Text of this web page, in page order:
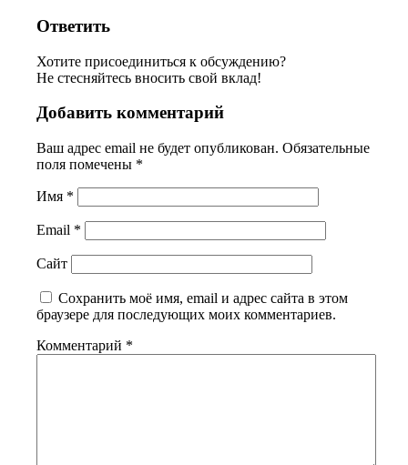
Ответить
Хотите присоединиться к обсуждению?
Не стесняйтесь вносить свой вклад!
Добавить комментарий
Ваш адрес email не будет опубликован. Обязательные
поля помечены *
Имя *
Email *
Сайт
Сохранить моё имя, email и адрес сайта в этом
браузере для последующих моих комментариев.
Комментарий *